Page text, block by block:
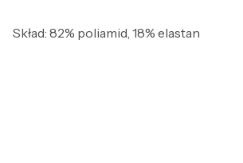
Skład: 82% poliamid, 18% elastan